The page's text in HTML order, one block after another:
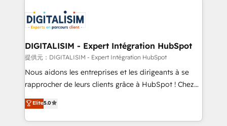
team of 25+ experts Contact us today to help you
get more from your investment in HubSpot.
Implementation partner, we provide expertise to
drive your business forward. Since 2015 we are fully
dedicated to HubSpot and with an experienced
team (50+), we work with reputable companies in
B2B sectors such as manufacturing, SaaS and
business services. We prepare a customized
impact of your digital transformation, including a
detailed financial rationale with a focus on ROI and
DIGITALISIM - Expert Intégration HubSpot
提供元：DIGITALISIM - Expert Intégration HubSpot
Nous aidons les entreprises et les dirigeants à se
rapprocher de leurs clients grâce à HubSpot ! Chez
DIGITALISIM, nous avons l'intime conviction que la
réussite des entreprises passe par l’innovation web,
le marketing digital, et la relation client ! C'est
Elite5.0